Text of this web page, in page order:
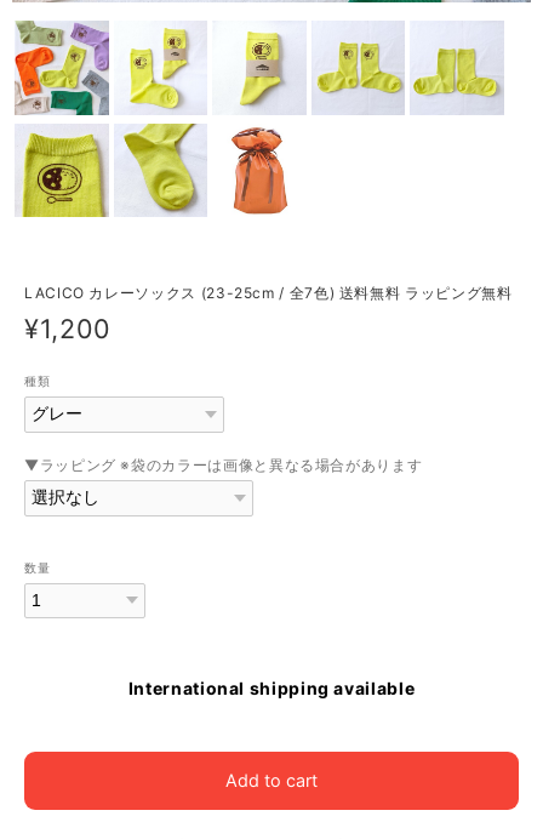
LACICO カレーソックス (23-25cm / 全7色) 送料無料 ラッピング無料
¥1,200
種類
▼ラッピング ※袋のカラーは画像と異なる場合があります
数量
International shipping available
Add to cart